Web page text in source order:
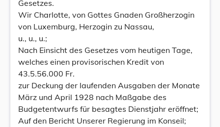
Gesetzes.
Wir Charlotte, von Gottes Gnaden Großherzogin
von Luxemburg, Herzogin zu Nassau,
u., u., u.;
Nach Einsicht des Gesetzes vom heutigen Tage,
welches einen provisorischen Kredit von
43.5.56.000 Fr.
zur Deckung der laufenden Ausgaben der Monate
März und April 1928 nach Maßgabe des
Budgetentwurfs für besagtes Dienstjahr eröffnet;
Auf den Bericht Unserer Regierung im Konseil;